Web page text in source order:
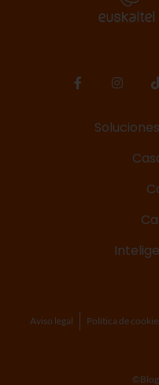
Aviso legal Política de
©Blog